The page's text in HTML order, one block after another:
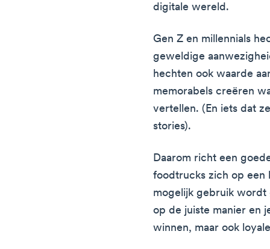
digitale wereld.
Gen Z en millennials
geweldige
hechten ook waarde
memorabels creëren
vertellen. (En iets dat
stories).
Daarom richt een
foodtrucks zich op een
mogelijk gebruik wordt
op de juiste manier en
winnen, maar ook